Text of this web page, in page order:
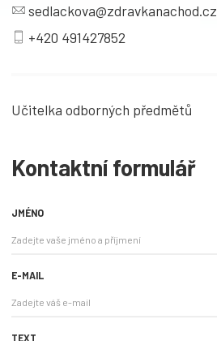
sedlackova@zdravkanachod.cz
+420 491427852
Učitelka odborných předmětů
Kontaktní formulář
JMÉNO
E-MAIL
TEXT